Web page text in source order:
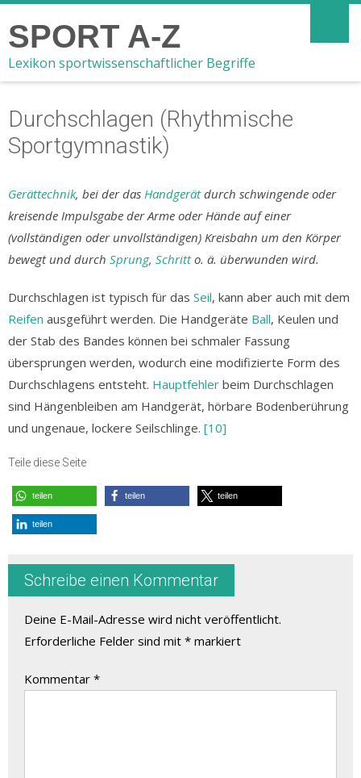
SPORT A-Z
Lexikon sportwissenschaftlicher Begriffe
Durchschlagen (Rhythmische
Sportgymnastik)
Gerättechnik, bei der das Handgerätdurch schwingende oder
kreisende Impulsgabe der Arme oder Hände auf einer
(vollständigen oder unvollständigen) Kreisbahn um den Körper
bewegt und durch Sprung, Schritto. ä. überwunden wird.
Durchschlagen ist typisch für das Seil, kann aber auch mit dem
Reifen ausgeführt werden. Die Handgeräte Ball, Keulen und
der Stab des Bandes können bei schmaler Fassung
übersprungen werden, wodurch eine modifizierte Form des
Durchschlagens entsteht. Hauptfehler beim Durchschlagen
sind Hängenbleiben am Handgerät, hörbare Bodenberührung
und ungenaue, lockere Seilschlinge. [10]
Teile diese Seite
teilen teilen teilen
teilen
Schreibe einen Kommentar
Deine E-Mail-Adresse wird nicht veröffentlicht.
Erforderliche Felder sind mit * markiert
Kommentar *